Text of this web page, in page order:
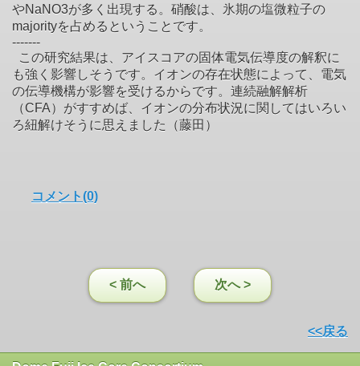
やNaNO3が多く出現する。硝酸は、氷期の塩微粒子の
majorityを占めるということです。
-------
この研究結果は、アイスコアの固体電気伝導度の解釈に
も強く影響しそうです。イオンの存在状態によって、電気
の伝導機構が影響を受けるからです。連続融解解析
（CFA）がすすめば、イオンの分布状況に関してはいろい
ろ紐解けそうに思えました（藤田）
コメント(0)
< 前へ 次へ >
<<戻る